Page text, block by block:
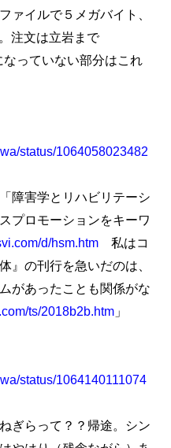
ァイルで５メガバイト、
注文は立岩まで
っていない部分はこれ
status/1064058023482
障害学とリハビリテーシ
プロモーションをキーワ
d/hsm.htm 私はコ
』の刊行を急いだのは、
があったことも関係がな
ts/2018b2b.htm 」
status/1064140111074
ぎらって？？帰途。シン